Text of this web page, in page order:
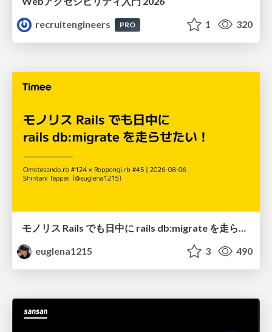
recruitengineers
PRO 1 320
euglena1215
3 490